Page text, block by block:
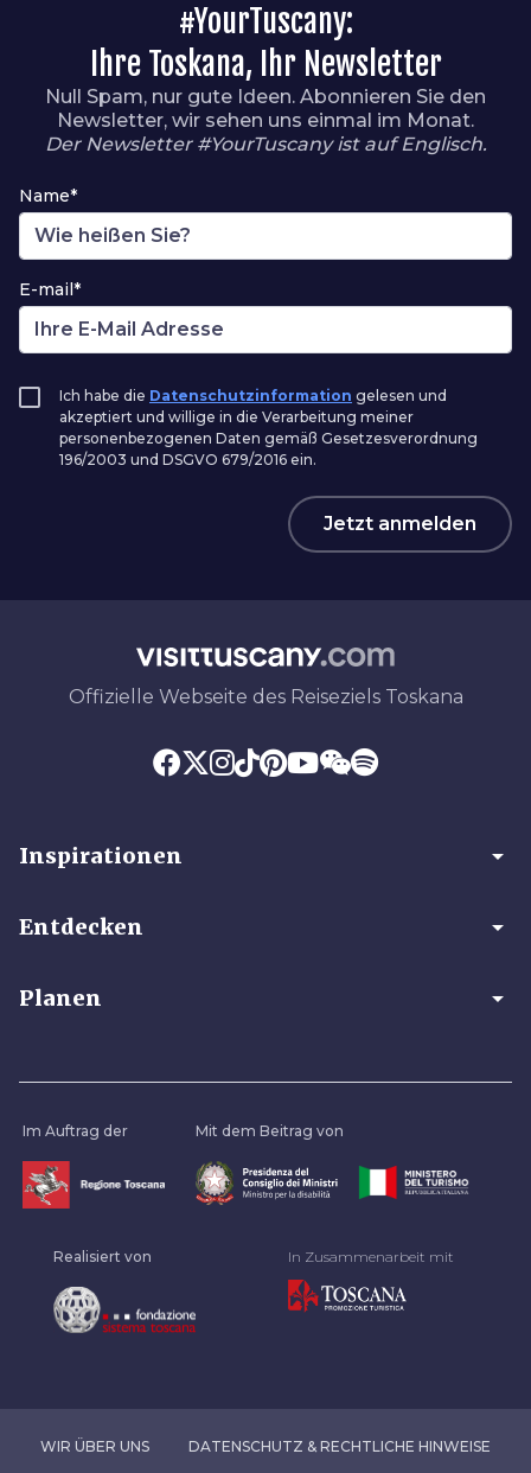
#YourTuscany:
Ihre Toskana, Ihr Newsletter
Null Spam, nur gute Ideen. Abonnieren Sie den
Newsletter, wir sehen uns einmal im Monat.
Der Newsletter #YourTuscany ist auf Englisch.
Name*
E-mail*
Ich habe die Datenschutzinformation gelesen und
akzeptiert und willige in die Verarbeitung meiner
personenbezogenen Daten gemäß Gesetzesverordnung
196/2003 und DSGVO 679/2016 ein.
Jetzt anmelden
Offizielle Webseite des Reiseziels Toskana
Inspirationen arrow_drop_down
Entdecken arrow_drop_down
Planen arrow_drop_down
Im Auftrag der Mit dem Beitrag von
Realisiert von In Zusammenarbeit mit
WIR ÜBER UNS DATENSCHUTZ & RECHTLICHE HINWEISE